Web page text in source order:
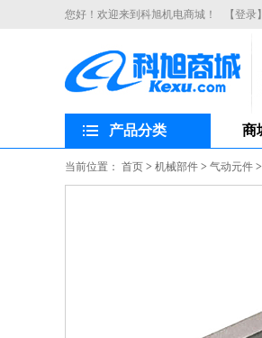
您好！欢迎来到科旭机电商城！ 【登录】
产品分类 商
当前位置： 首页 > 机械部件 > 气动元件 >